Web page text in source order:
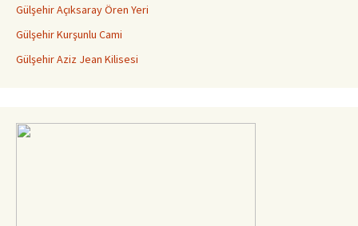
Gülşehir Açıksaray Ören Yeri
Gülşehir Kurşunlu Cami
Gülşehir Aziz Jean Kilisesi